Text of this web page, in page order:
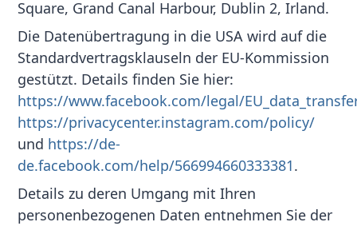
Square, Grand Canal Harbour, Dublin 2, Irland.
Die Datenübertragung in die USA wird auf die
Standardvertragsklauseln der EU-Kommission
gestützt. Details finden Sie hier:
https://www.facebook.com/legal/
https://privacycenter.instagram.com/policy/
und https://de-
de.facebook.com/help/566994660333381.
Details zu deren Umgang mit Ihren
personenbezogenen Daten entnehmen Sie der